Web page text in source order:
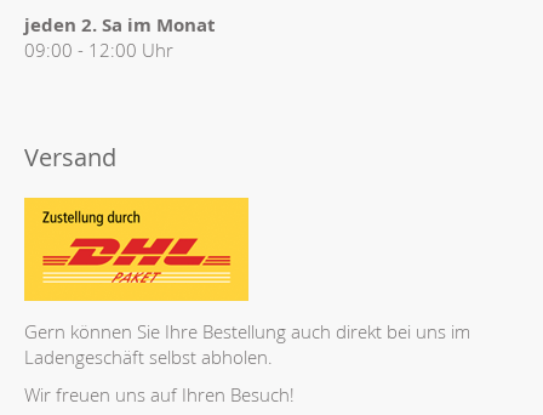
jeden 2. Sa im Monat
09:00 - 12:00 Uhr
Versand
Gern können Sie Ihre Bestellung auch direkt bei uns im
Ladengeschäft selbst abholen.
Wir freuen uns auf Ihren Besuch!